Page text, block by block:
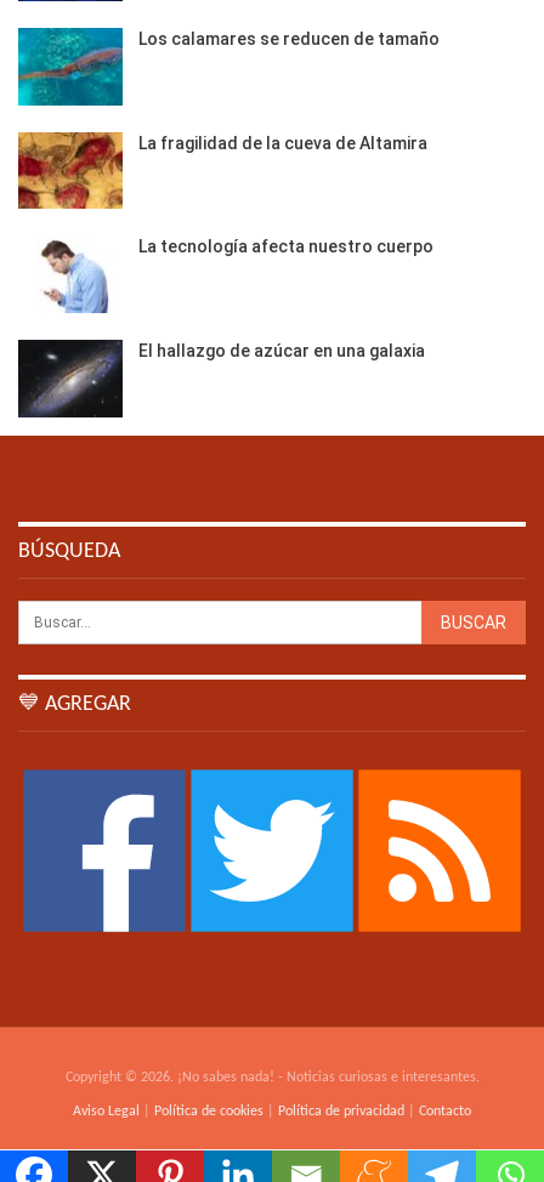
Los calamares se reducen de tamaño
La fragilidad de la cueva de Altamira
La tecnología afecta nuestro cuerpo
El hallazgo de azúcar en una galaxia
BÚSQUEDA
💙 AGREGAR
Copyright © 2026. ¡No sabes nada! - Noticias curiosas e interesantes.
Aviso Legal Política de cookies Política de privacidad Contacto